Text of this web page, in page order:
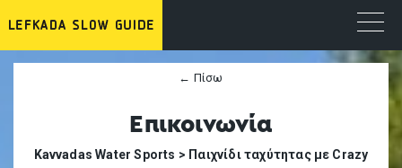
← Πίσω
Επικοινωνία
Κavvadas Water Sports > Παιχνίδι ταχύτητας με Crazy